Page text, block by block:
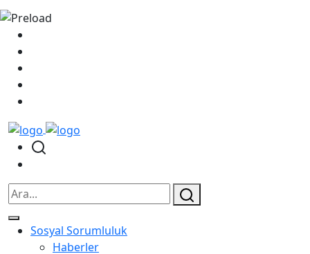
Sosyal Sorumluluk
Haberler